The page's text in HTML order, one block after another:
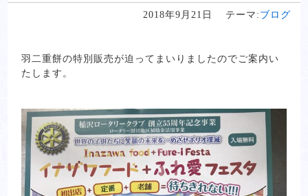
2018年9月21日 テーマ: ブログ
羽二重餅の特別販売が迫ってまいりましたのでご案内い
たします。